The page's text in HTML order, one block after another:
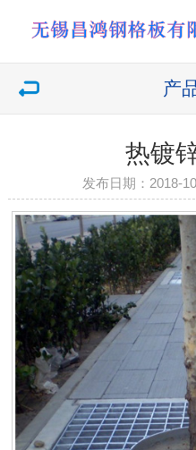
产
热镀
发布日期：2018-